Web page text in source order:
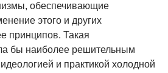
обеспечивающие
этого и других
принципов. Такая
бы наиболее решительным
и практикой холодной